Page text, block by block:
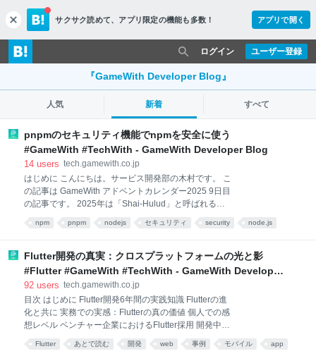
c
l
o
s
サクサク読めて、 アプリ限定の機能も多数！ アプリで開く
ユーザー登録
ログイン
『GameWith Developer Blog』
人気 新着 すべて
pnpmのセキュリティ機能でnpmを安全に使う
#GameWith #TechWith - GameWith Developer Blog
14 users tech.gamewith.co.jp
はじめに こんにちは。サービス開発部の木村です。 こ
の記事は GameWith アドベントカレンダー2025 9日目
の記事です。 2025年は「Shai-Hulud」と呼ばれる大
採用されている有名なnpmパッケージが乗っ取られる
アがnpmエコシステムの安全性やパッケージ管理のあ
り方を改めて考えるきっかけにもなったと感じていま
す。 こうしたセキュリティリスクが高まる中、
にリリースされたv10以降セキュリティ機能も積極的
に強化しており、これまでの高速なパッケージマネー
ジャーという立ち位置から、セキュリティ面でも優れ
たパッケージマネージャーに進化しています。 今回
npm pnpm nodejs セキュリティ security node.js
Flutter開発の真実：クロスプラットフォームの光と影
#Flutter #GameWith #TechWith - GameWith Developer
Blog
92 users tech.gamewith.co.jp
目次 はじめに Flutter開発6年間の実践知識 Flutterの進
化と共に 実務での実感：Flutterの真の価値 個人での感
想レベル ベンチャー企業におけるFlutter採用 開発中の
典型的な障壁とその解決策 Flutter Web特有の課題 パ
ッケージ紹介 Network関連 UI関連 その他利用したこと
Flutter あとで読む 開発 web 事例 モバイル app